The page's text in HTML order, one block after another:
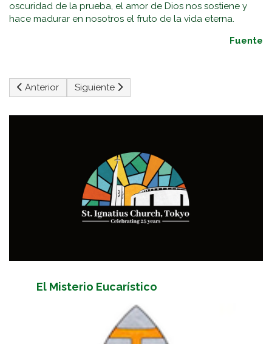
oscuridad de la prueba, el amor de Dios nos sostiene y
hace madurar en nosotros el fruto de la vida eterna.
Fuente
Artículo anterior: Comentario Al Evangelio 16/Nov/2025
Anterior Artículo siguiente: Comentario Al Evangelio
Siguiente
El Misterio Eucarístico